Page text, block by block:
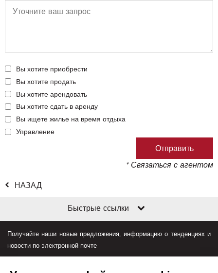
Вы хотите приобрести
Вы хотите продать
Вы хотите арендовать
Вы хотите сдать в аренду
Вы ищете жилье на время отдыха
Управление
* Связаться с агентом
НАЗАД
Быстрые ссылки
Получайте наши новые предложения, информацию о тенденциях и
новости по электронной почте